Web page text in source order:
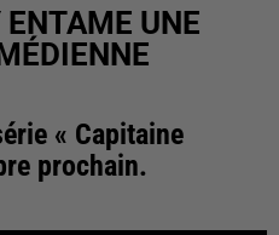
ENTAME UNE
« Capitaine
prochain.